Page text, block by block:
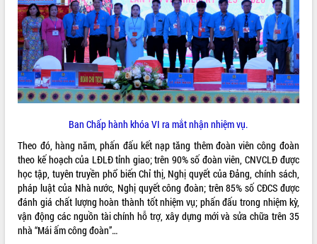
Ban Chấp hành khóa VI ra mắt nhận nhiệm vụ.
Theo đó, hàng năm, phấn đấu kết nạp tăng thêm đoàn viên công đoàn
theo kế hoạch của LĐLĐ tỉnh giao; trên 90% số đoàn viên, CNVCLĐ được
học tập, tuyên truyền phổ biến Chỉ thị, Nghị quyết của Đảng, chính sách,
pháp luật của Nhà nước, Nghị quyết công đoàn; trên 85% số CĐCS được
đánh giá chất lượng hoàn thành tốt nhiệm vụ; phấn đấu trong nhiệm kỳ,
vận động các nguồn tài chính hỗ trợ, xây dựng mới và sửa chữa trên 35
nhà “Mái ấm công đoàn”…